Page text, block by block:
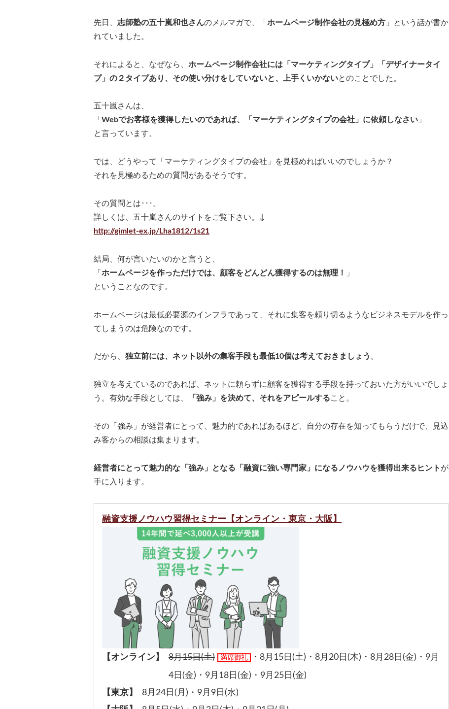
先日、 志師塾の五十嵐和也さんのメルマガで、「 ホームページ制作会社の見極め方 」という話が書か
れていました。
それによると、なぜなら、 ホームページ制作会社には「マーケティングタイプ」「デザイナータイ
プ」の２タイプあり、その使い分けをしていないと、上手くいかないとのことでした。
五十嵐さんは、
「 Webでお客様を獲得したいのであれば、「マーケティングタイプの会社」に依頼しなさい 」
と言っています。
では、どうやって「マーケティングタイプの会社」を見極めればいいのでしょうか？
それを見極めるための質問があるそうです。
その質問とは･･･。
詳しくは、五十嵐さんのサイトをご覧下さい。↓
http://gimlet-ex.jp/Lha1812/1s21
結局、何が言いたいのかと言うと、
「 ホームページを作っただけでは、顧客をどんどん獲得するのは無理！
」
ということなのです。
ホームページは最低必要源のインフラであって、それに集客を頼り切るようなビジネスモデルを作っ
てしまうのは危険なのです。
だから、 独立前には、ネット以外の集客手段も最低10個は考えておきましょう 。
独立を考えているのであれば、ネットに頼らずに顧客を獲得する手段を持っておいた方がいいでしょ
う。有効な手段としては、
「強み」を決めて、それをアピールすること。
その「強み」が経営者にとって、魅力的であればあるほど、自分の存在を知ってもらうだけで、見込
み客からの相談は集まります。
経営者にとって魅力的な「強み」となる「融資に強い専門家」になるノウハウを獲得出来るヒント が
手に入ります。
融資支援ノウハウ習得セミナー【オンライン・東京・大阪】
【オンライン】 8月15日(土) 満席御礼 ・ 8月15日(土) ・ 8月20日(木) ・ 8月28日(金) ・ 9月
4日(金) ・ 9月18日(金) ・ 9月25日(金)
【東京】 8月24日(月) ・ 9月9日(水)